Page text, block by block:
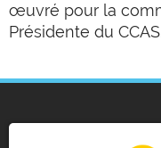
œuvré pour la
Présidente du